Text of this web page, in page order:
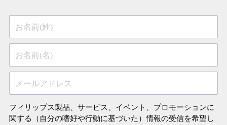
お名前(姓)
お名前(名)
メールアドレス
フィリップス製品、サービス、イベント、プロモーションに
関する（自分の嗜好や行動に基づいた）情報の受信を希望し